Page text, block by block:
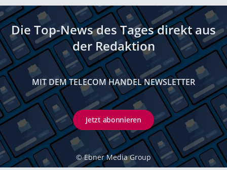
Die Top-News des Tages direkt aus
der Redaktion
MIT DEM TELECOM HANDEL NEWSLETTER
Jetzt abonnieren
© Ebner Media Group